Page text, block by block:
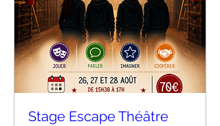
Stage Escape Théâtre